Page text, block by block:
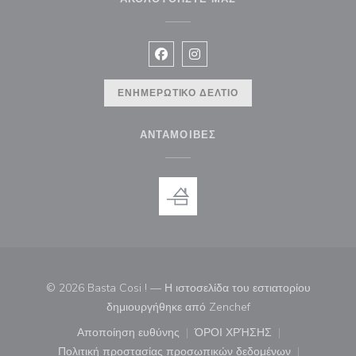
Facebook ((ανοίγει σε νέο
Instagram ((ανοίγει σε νέο
ΕΝΗΜΕΡΩΤΙΚΌ ΔΕΛΤΊΟ
ΑΝΤΑΜΟΙΒΈΣ
© 2026 Basta Cosi ! — Η ιστοσελίδα του εστιατορίου
δημιουργήθηκε από Zenchef((ανοίγει σε νέο
Αποποίηση ευθύνης
((ανοίγει σε νέο παράθυρο))
ΌΡΟΙ ΧΡΉΣΗΣ
((ανοίγει σε νέο
Πολιτική προστασίας προσωπικών δεδομένων